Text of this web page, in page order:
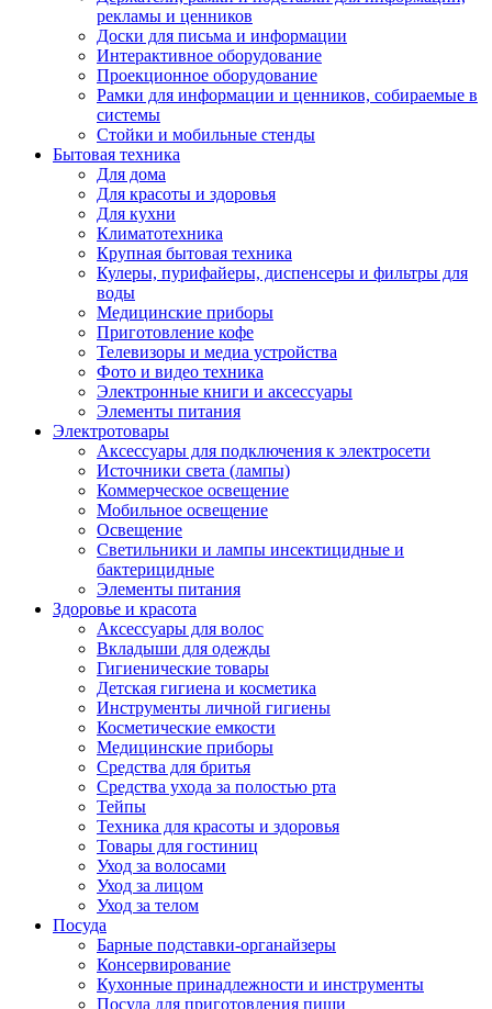
рекламы и ценников
Доски для письма и информации
Интерактивное оборудование
Проекционное оборудование
Рамки для информации и ценников, собираемые в
системы
Стойки и мобильные стенды
Бытовая техника
Для дома
Для красоты и здоровья
Для кухни
Климатотехника
Крупная бытовая техника
Кулеры, пурифайеры, диспенсеры и фильтры для
воды
Медицинские приборы
Приготовление кофе
Телевизоры и медиа устройства
Фото и видео техника
Электронные книги и аксессуары
Элементы питания
Электротовары
Аксессуары для подключения к электросети
Источники света (лампы)
Коммерческое освещение
Мобильное освещение
Освещение
Светильники и лампы инсектицидные и
бактерицидные
Элементы питания
Здоровье и красота
Аксессуары для волос
Вкладыши для одежды
Гигиенические товары
Детская гигиена и косметика
Инструменты личной гигиены
Косметические емкости
Медицинские приборы
Средства для бритья
Средства ухода за полостью рта
Тейпы
Техника для красоты и здоровья
Товары для гостиниц
Уход за волосами
Уход за лицом
Уход за телом
Посуда
Барные подставки-органайзеры
Консервирование
Кухонные принадлежности и инструменты
Посуда для приготовления пищи